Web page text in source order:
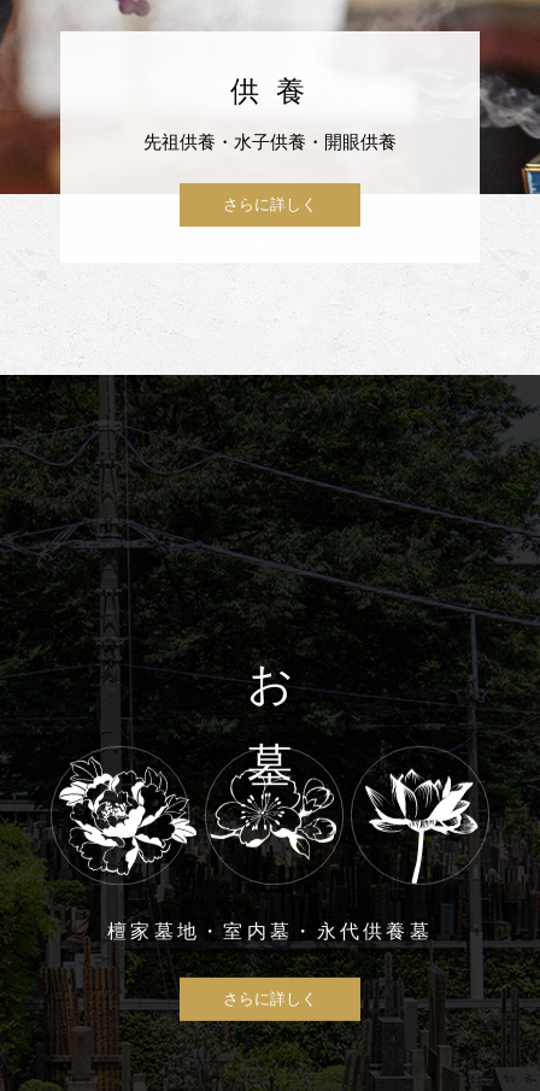
供 養
先祖供養・水子供養・開眼供養
さらに詳しく
お 墓
檀家墓地・室内墓・永代供養墓
さらに詳しく